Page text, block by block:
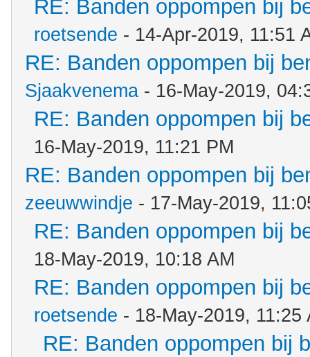
RE: Banden oppompen bij
roetsende - 14-Apr-2019, 11:51
RE: Banden oppompen bij
Sjaakvenema - 16-May-2019,
RE: Banden oppompen bij
16-May-2019, 11:21 PM
RE: Banden oppompen bij
zeeuwwindje - 17-May-2019,
RE: Banden oppompen bij
18-May-2019, 10:18 AM
RE: Banden oppompen bij
roetsende - 18-May-2019, 11:25
RE: Banden oppompen bij